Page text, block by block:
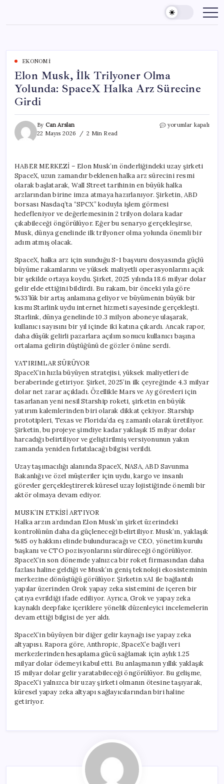
content
EKONOMI
Elon Musk, İlk Trilyoner Olma
Yolunda: SpaceX Halka Arz Sürecine
Girdi
By Can Arslan
22 Mayıs 2026
2 Min Read
Elon
Yolunda:
SpaceX
Halka
Arz
Sürecine
Girdi
için
yorumlar kapalı
HABER MERKEZİ – Elon Musk’ın önderliğindeki uzay şirketi
SpaceX, uzun zamandır beklenen halka arz sürecini resmi
olarak başlatarak, Wall Street tarihinin en büyük halka
arzlarından birine imza atmaya hazırlanıyor. Şirketin, ABD
borsası Nasdaq’ta “SPCX” koduyla işlem görmesi
hedefleniyor ve değerlemesinin 2 trilyon dolara kadar
çıkabileceği öngörülüyor. Eğer bu senaryo gerçekleşirse,
Musk, dünya genelinde ilk trilyoner olma yolunda önemli bir
adım atmış olacak.
SpaceX, halka arz için sunduğu S-1 başvuru dosyasında güçlü
büyüme rakamlarını ve yüksek maliyetli operasyonlarını açık
bir şekilde ortaya koydu. Şirket, 2025 yılında 18.6 milyar dolar
gelir elde ettiğini bildirdi. Bu rakam, bir önceki yıla göre
%33’lük bir artış anlamına geliyor ve büyümenin büyük bir
kısmı Starlink uydu internet hizmeti sayesinde gerçekleşti.
Starlink, dünya genelinde 10.3 milyon aboneye ulaşarak,
kullanıcı sayısını bir yıl içinde iki katına çıkardı. Ancak rapor,
daha düşük gelirli pazarlara açılım sonucu kullanıcı başına
ortalama gelirin düştüğünü de gözler önüne serdi.
YATIRIMLAR SÜRÜYOR
SpaceX’in hızla büyüyen stratejisi, yüksek maliyetleri de
beraberinde getiriyor. Şirket, 2025’in ilk çeyreğinde 4.3 milyar
dolar net zarar açıkladı. Özellikle Mars ve Ay görevleri için
tasarlanan yeni nesil Starship roketi, şirketin en büyük
yatırım kalemlerinden biri olarak dikkat çekiyor. Starship
prototipleri, Texas ve Florida’da eş zamanlı olarak üretiliyor.
Şirketin, bu projeye şimdiye kadar yaklaşık 15 milyar dolar
harcadığı belirtiliyor ve geliştirilmiş versiyonunun yakın
zamanda yeniden fırlatılacağı bilgisi verildi.
Uzay taşımacılığı alanında SpaceX, NASA, ABD Savunma
Bakanlığı ve özel müşteriler için uydu, kargo ve insanlı
görevler gerçekleştirerek küresel uzay lojistiğinde önemli bir
aktör olmaya devam ediyor.
MUSK’IN ETKİSİ ARTIYOR
Halka arzın ardından Elon Musk’ın şirket üzerindeki
kontrolünün daha da güçleneceği belirtiliyor. Musk’ın, yaklaşık
%85 oy hakkını elinde bulunduracağı ve CEO, yönetim kurulu
başkanı ve CTO pozisyonlarını sürdüreceği öngörülüyor.
SpaceX’in son dönemde yalnızca bir roket firmasından daha
fazlası haline geldiği ve Musk’ın geniş teknoloji ekosisteminin
merkezine dönüştüğü görülüyor. Şirketin xAI ile bağlantılı
yapılar üzerinden Grok yapay zeka sistemini de içeren bir
çatıya evrildiği ifade ediliyor. Ayrıca, Grok ve yapay zeka
kaynaklı deepfake içeriklere yönelik düzenleyici incelemelerin
devam ettiği bilgisi de yer aldı.
SpaceX’in büyüyen bir diğer gelir kaynağı ise yapay zeka
altyapısı. Rapora göre, Anthropic, SpaceX’e bağlı veri
merkezlerinden hesaplama gücü sağlamak için aylık 1.25
milyar dolar ödemeyi kabul etti. Bu anlaşmanın yıllık yaklaşık
15 milyar dolar gelir yaratabileceği öngörülüyor. Bu gelişme,
SpaceX’i yalnızca bir uzay şirketi olmanın ötesine taşıyarak,
küresel yapay zeka altyapı sağlayıcılarından biri haline
getiriyor.